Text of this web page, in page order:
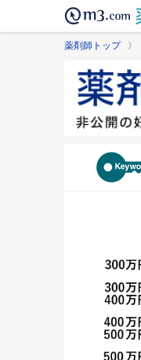
薬剤師トップ〉